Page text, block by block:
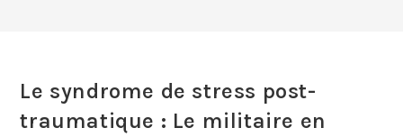
Le syndrome de stress post-
traumatique : Le militaire en